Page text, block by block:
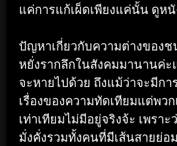
แค่การแก้เผ็ดเพียงแค่นั้น ดูหนั
ปัญหาเกี่ยวกับความต่างของช
หยั่งรากลึกในสังคมมานานค่ะ
จะหายไปด้วย ถึงแม้ว่าจะมีก
เรื่องของความทัดเทียมแต่พวก
เท่าเทียมไม่มีอยู่จริงจ้ะ เพรา
มั่งคั่งรวมทั้งคนที่มีเส้นสายย่อ